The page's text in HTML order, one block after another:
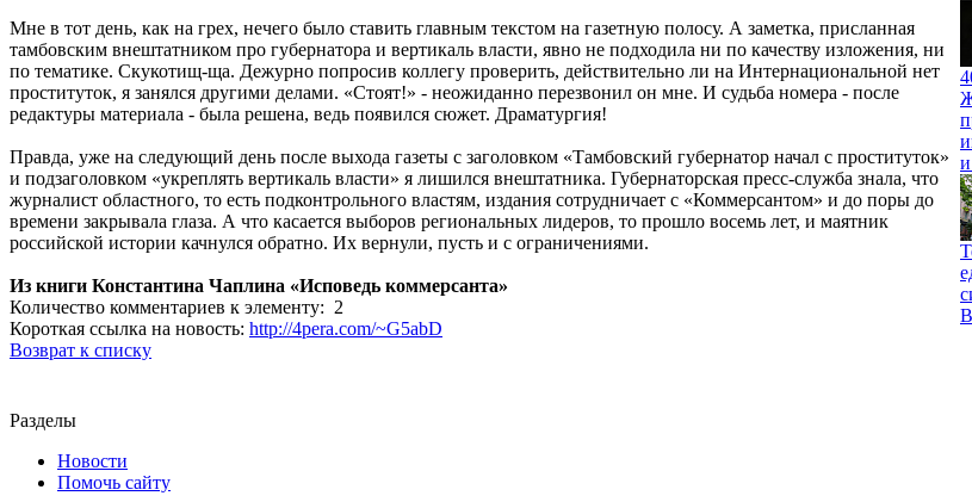
Мне в тот день, как на грех, нечего было ставить главным текстом на газетную полосу. А заметка, присланная
тамбовским внештатником про губернатора и вертикаль власти, явно не подходила ни по качеству изложения, ни
по тематике. Скукотищ-ща. Дежурно попросив коллегу проверить, действительно ли на Интернациональной нет
проституток, я занялся другими делами. «Стоят!» - неожиданно перезвонил он мне. И судьба номера - после
редактуры материала - была решена, ведь появился сюжет. Драматургия!
Правда, уже на следующий день после выхода газеты с заголовком «Тамбовский губернатор начал с проституток»
и подзаголовком «укреплять вертикаль власти» я лишился внештатника. Губернаторская пресс-служба знала, что
журналист областного, то есть подконтрольного властям, издания сотрудничает с «Коммерсантом» и до поры до
времени закрывала глаза. А что касается выборов региональных лидеров, то прошло восемь лет, и маятник
российской истории качнулся обратно. Их вернули, пусть и с ограничениями.
Из книги Константина Чаплина «Исповедь коммерсанта»
Количество комментариев к элементу: 2
Короткая ссылка на новость: http://4pera.com/~G5abD
Возврат к списку
Разделы
Новости
Помочь сайту